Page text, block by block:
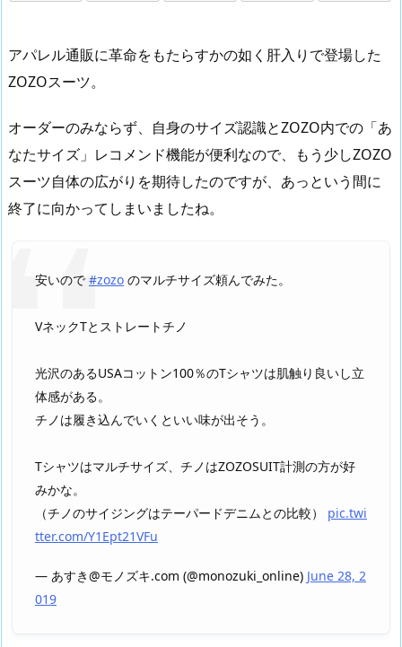
アパレル通販に革命をもたらすかの如く肝入りで登場した
ZOZOスーツ。
オーダーのみならず、自身のサイズ認識とZOZO内での「あ
なたサイズ」レコメンド機能が便利なので、もう少しZOZO
スーツ自体の広がりを期待したのですが、あっという間に
終了に向かってしまいましたね。
安いので#zozo のマルチサイズ頼んでみた。
VネックTとストレートチノ
光沢のあるUSAコットン100％のTシャツは肌触り良いし立
体感がある。
チノは履き込んでいくといい味が出そう。
Tシャツはマルチサイズ、チノはZOZOSUIT計測の方が好
みかな。
（チノのサイジングはテーパードデニムとの比較） pic.twi
tter.com/Y1Ept21VFu
— あすき@モノズキ.com (@monozuki_online) June 28, 2
019